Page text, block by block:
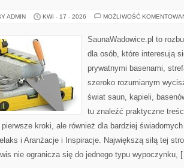
ADMIN KWI - 17 - 2026 MOŻLIWOŚĆ
SaunaWadowice.pl to
dla osób, które interesują
prywatnymi basenami,
szeroko rozumianym
świat saun, kąpieli,
tu znaleźć praktyczne
kroki, ale również dla bardziej
i Aranżacje i Inspiracje. Największą siłą tej
nie ogranicza się do jednego typu wypoczynku,